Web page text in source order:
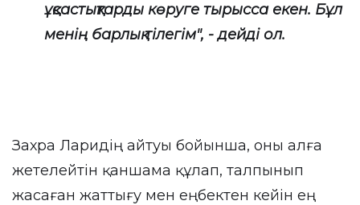
ұқсастықтарды көруге тырысса екен. Бұл
менің барлық тілегім", - дейді ол.
Захра Ларидің айтуы бойынша, оны алға
жетелейтін қаншама құлап, талпынып
жасаған жаттығу мен еңбектен кейін ең